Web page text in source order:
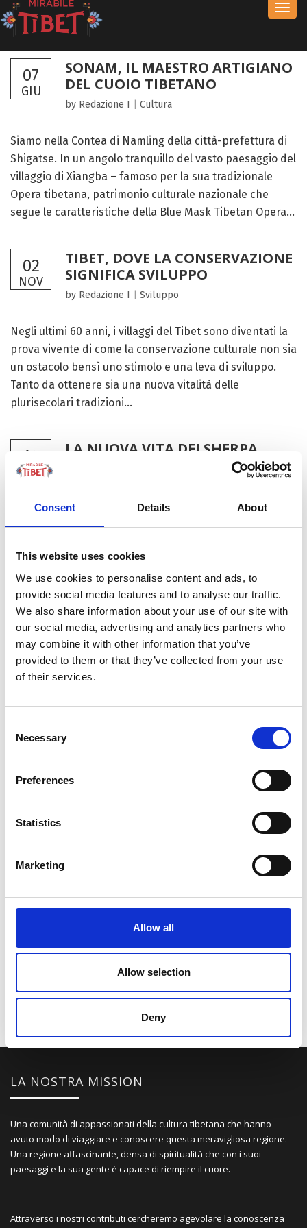
Consent Details About
This website uses cookies
We use cookies to personalise content and ads, to
provide social media features and to analyse our traffic.
We also share information about your use of our site with
our social media, advertising and analytics partners who
may combine it with other information that you’ve
provided to them or that they’ve collected from your use
of their services.
Selection
Necessary
Preferences
Statistics
Marketing
Allow all
Allow selection
Deny
07
GIU
SONAM, IL MAESTRO ARTIGIANO
DEL CUOIO TIBETANO
by Redazione I Cultura
Siamo nella Contea di Namling della città-prefettura di
Shigatse. In un angolo tranquillo del vasto paesaggio del
villaggio di Xiangba – famoso per la sua tradizionale
Opera tibetana, patrimonio culturale nazionale che
segue le caratteristiche della Blue Mask Tibetan Opera...
02
NOV
TIBET, DOVE LA CONSERVAZIONE
SIGNIFICA SVILUPPO
by Redazione I Sviluppo
Negli ultimi 60 anni, i villaggi del Tibet sono diventati la
prova vivente di come la conservazione culturale non sia
un ostacolo bensì uno stimolo e una leva di sviluppo.
Tanto da ottenere sia una nuova vitalità delle
plurisecolari tradizioni...
14
MAR
LA NUOVA VITA DEI SHERPA
Qomolangma e circondata di foreste, dove a circa 2mila
metri sul mare vivono gli Sherpa. Che non sono un
mestiere bensì...
FOCUS TIBET
SULLA VETTA DELLO XIZANG, DOVE IL VENTO
LA NOSTRA MISSION
Una comunità di appassionati della cultura tibetana che hanno
avuto modo di viaggiare e conoscere questa meravigliosa regione.
Una regione affascinante, densa di spiritualità che con i suoi
paesaggi e la sua gente è capace di riempire il cuore.
Attraverso i nostri contributi cercheremo agevolare la conoscenza